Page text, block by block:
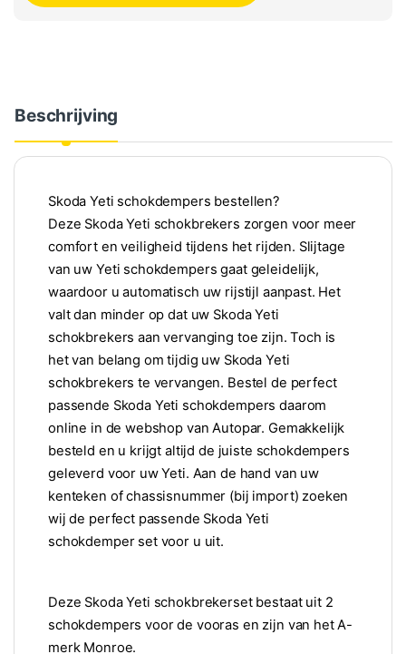
Beschrijving
Skoda Yeti schokdempers bestellen?
Deze Skoda Yeti schokbrekers zorgen voor meer
comfort en veiligheid tijdens het rijden. Slijtage
van uw Yeti schokdempers gaat geleidelijk,
waardoor u automatisch uw rijstijl aanpast. Het
valt dan minder op dat uw Skoda Yeti
schokbrekers aan vervanging toe zijn. Toch is
het van belang om tijdig uw Skoda Yeti
schokbrekers te vervangen. Bestel de perfect
passende Skoda Yeti schokdempers daarom
online in de webshop van Autopar. Gemakkelijk
besteld en u krijgt altijd de juiste schokdempers
geleverd voor uw Yeti. Aan de hand van uw
kenteken of chassisnummer (bij import) zoeken
wij de perfect passende Skoda Yeti
schokdemper set voor u uit.
Deze Skoda Yeti schokbrekerset bestaat uit 2
schokdempers voor de vooras en zijn van het A-
merk Monroe.